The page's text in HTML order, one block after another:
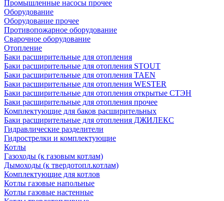
Промышленные насосы прочее
Оборудование
Оборудование прочее
Противопожарное оборудование
Сварочное оборудование
Отопление
Баки расширительные для отопления
Баки расширительные для отопления STOUT
Баки расширительные для отопления TAEN
Баки расширительные для отопления WESTER
Баки расширительные для отопления открытые СТЭН
Баки расширительные для отопления прочее
Комплектующие для баков расширительных
Баки расширительные для отопления ДЖИЛЕКС
Гидравлические разделители
Гидрострелки и комплектующие
Котлы
Газоходы (к газовым котлам)
Дымоходы (к твердотопл.котлам)
Комплектующие для котлов
Котлы газовые напольные
Котлы газовые настенные